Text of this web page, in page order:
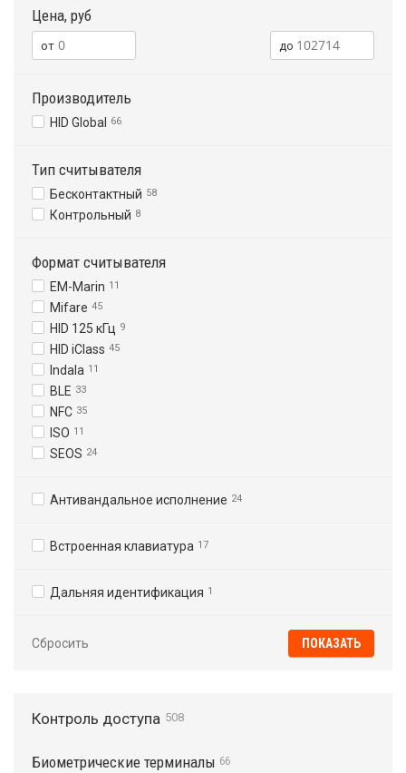
Цена, руб
Производитель
HID Global 66
Тип считывателя
Бесконтактный 58
Контрольный 8
Формат считывателя
EM-Marin 11
Mifare 45
HID 125 кГц 9
HID iClass 45
Indala 11
BLE 33
NFC 35
ISO 11
SEOS 24
Антивандальное исполнение 24
Встроенная клавиатура 17
Дальняя идентификация 1
Сбросить
Контроль доступа 508
Биометрические терминалы 66